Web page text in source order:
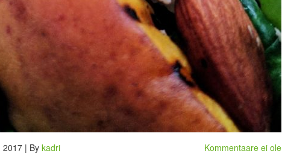
2017 | By kadri Kommentaare ei ole